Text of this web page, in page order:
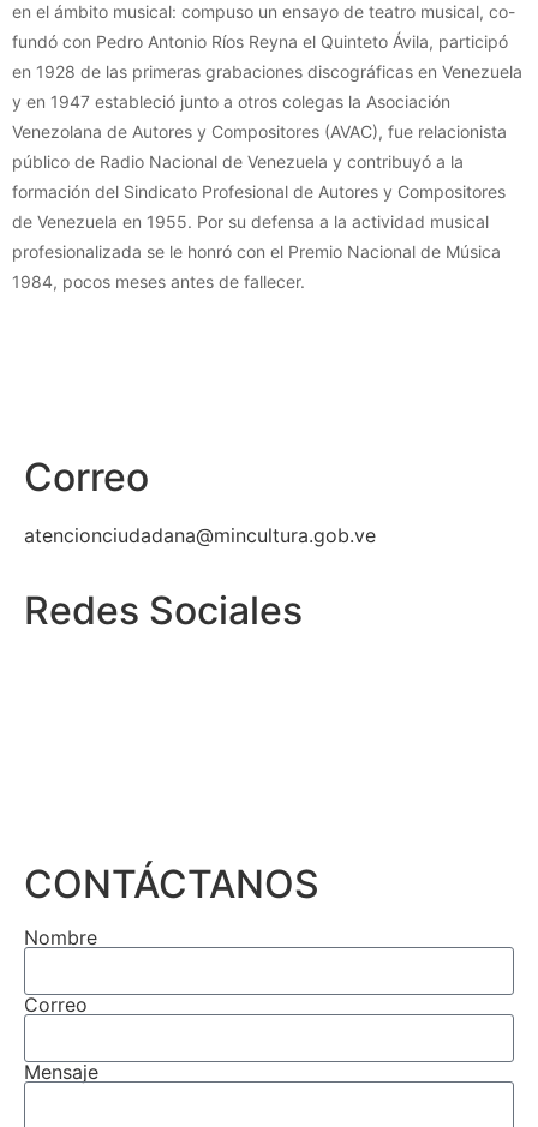
en el ámbito musical: compuso un ensayo de teatro musical, co-
fundó con Pedro Antonio Ríos Reyna el Quinteto Ávila, participó
en 1928 de las primeras grabaciones discográficas en Venezuela
y en 1947 estableció junto a otros colegas la Asociación
Venezolana de Autores y Compositores (AVAC), fue relacionista
público de Radio Nacional de Venezuela y contribuyó a la
formación del Sindicato Profesional de Autores y Compositores
de Venezuela en 1955. Por su defensa a la actividad musical
profesionalizada se le honró con el Premio Nacional de Música
1984, pocos meses antes de fallecer.
Correo
atencionciudadana@mincultura.gob.ve
Redes Sociales
CONTÁCTANOS
Nombre
Correo
Mensaje